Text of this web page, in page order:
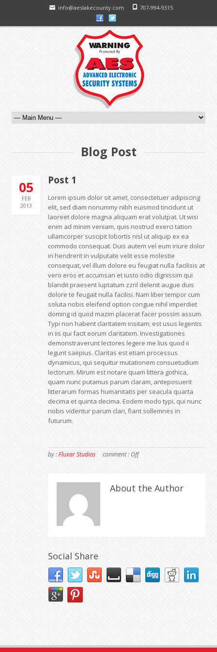
info@aeslakecounty.com 707-994-9315
Blog Post
05
FEB
2013
Post 1
Lorem ipsum dolor sit amet, consectetuer adipiscing
elit, sed diam nonummy nibh euismod tincidunt ut
laoreet dolore magna aliquam erat volutpat. Ut wisi
enim ad minim veniam, quis nostrud exerci tation
ullamcorper suscipit lobortis nisl ut aliquip ex ea
commodo consequat. Duis autem vel eum iriure dolor
in hendrerit in vulputate velit esse molestie
consequat, vel illum dolore eu feugiat nulla facilisis at
vero eros et accumsan et iusto odio dignissim qui
blandit praesent luptatum zzril delenit augue duis
dolore te feugait nulla facilisi. Nam liber tempor cum
soluta nobis eleifend option congue nihil imperdiet
doming id quod mazim placerat facer possim assum.
Typi non habent claritatem insitam; est usus legentis
in iis qui facit eorum claritatem. Investigationes
demonstraverunt lectores legere me lius quod ii
legunt saepius. Claritas est etiam processus
dynamicus, qui sequitur mutationem consuetudium
lectorum. Mirum est notare quam littera gothica,
quam nunc putamus parum claram, anteposuerit
litterarum formas humanitatis per seacula quarta
decima et quinta decima. Eodem modo typi, qui nunc
nobis videntur parum clari, fiant sollemnes in
futurum.
by :Fluxar Studios comment : Off
About the Author
Social Share